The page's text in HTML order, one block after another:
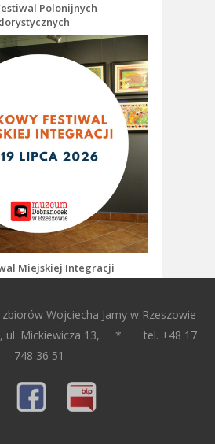
Polonijnych
Miejskiej Integracji
Wojciecha Jamy w Rzeszowie
ul. Mickiewicza 13, * tel. +48 17
748 36 51